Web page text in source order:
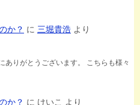
か？ に 三堀貴浩 より
ありがとうございます。 こちらも様々
か？ に けいこ より